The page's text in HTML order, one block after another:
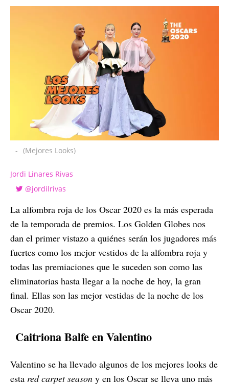
- (Mejores Looks)
Jordi Linares Rivas
@jordilrivas
La alfombra roja de los Oscar 2020 es la más esperada
de la temporada de premios. Los Golden Globes nos
dan el primer vistazo a quiénes serán los jugadores más
fuertes como los mejor vestidos de la alfombra roja y
todas las premiaciones que le suceden son como las
eliminatorias hasta llegar a la noche de hoy, la gran
final. Ellas son las mejor vestidas de la noche de los
Oscar 2020.
Caitriona Balfe en Valentino
Valentino se ha llevado algunos de los mejores looks de
esta red carpet season y en los Oscar se lleva uno más